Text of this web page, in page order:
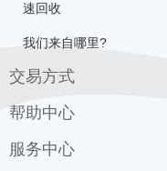
速回收
我们来自哪里?
交易方式
上门交易
在线转账
帮助中心
常见问题
服务中心